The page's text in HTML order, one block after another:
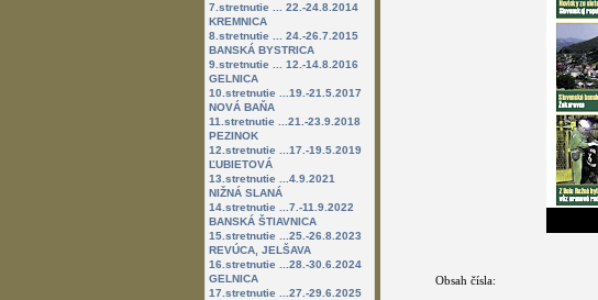
7.stretnutie ... 22.-24.8.2014
KREMNICA
8.stretnutie ... 24.-26.7.2015
BANSKÁ BYSTRICA
9.stretnutie ... 12.-14.8.2016
GELNICA
10.stretnutie ...19.-21.5.2017
NOVÁ BAŇA
11.stretnutie ...21.-23.9.2018
PEZINOK
12.stretnutie ...17.-19.5.2019
ĽUBIETOVÁ
13.stretnutie ...4.9.2021
NIŽNÁ SLANÁ
14.stretnutie ...7.-11.9.2022
BANSKÁ ŠTIAVNICA
15.stretnutie ...25.-26.8.2023
REVÚCA, JELŠAVA
16.stretnutie ...28.-30.6.2024
GELNICA
17.stretnutie ...27.-29.6.2025
Obsah čísla: